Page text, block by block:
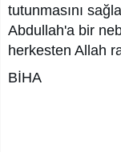
tutunmasını
Abdullah'a bir
herkesten Allah
BİHA